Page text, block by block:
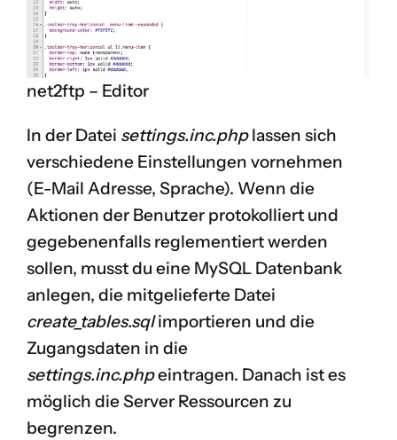
net2ftp – Editor
In der Datei settings.inc.phplassen sich
verschiedene Einstellungen vornehmen
(E-Mail Adresse, Sprache). Wenn die
Aktionen der Benutzer protokolliert und
gegebenenfalls reglementiert werden
sollen, musst du eine MySQL Datenbank
anlegen, die mitgelieferte Datei
create_tables.sqlimportieren und die
Zugangsdaten in die
settings.inc.phpeintragen. Danach ist es
möglich die Server Ressourcen zu
begrenzen.